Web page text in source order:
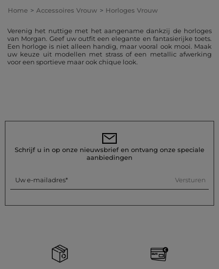
Home Accessoires Vrouw Horloges Vrouw
Verenig het nuttige met het aangename dankzij de horloges
van Morgan. Geef uw outfit een elegante en fantasierijke toets.
Een horloge is niet alleen handig, maar vooral ook mooi. Maak
uw keuze uit modellen met strass of een metallic afwerking
voor een sportieve maar ook chique look.
Schrijf u in op onze nieuwsbrief en ontvang onze speciale
aanbiedingen
Uw e-mailadres Versturen